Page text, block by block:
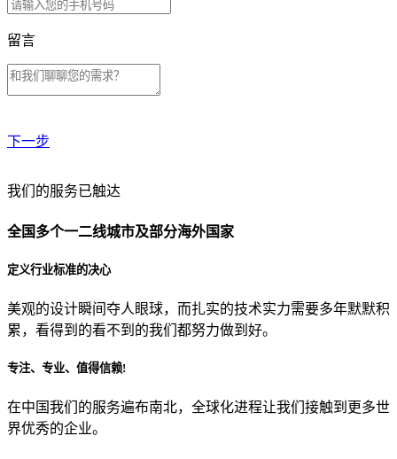
留言
下一步
贵公司预算范围是？
贵公司的团队规模是？
目前主要的营销渠道是？
我们的服务已触达
全国多个一二线城市及部分海外国家
定义行业标准的决心
美观的设计瞬间夺人眼球，而扎实的技术实力需要多年默默积
累，看得到的看不到的我们都努力做到好。
专注、专业、值得信赖!
在中国我们的服务遍布南北，全球化进程让我们接触到更多世
界优秀的企业。